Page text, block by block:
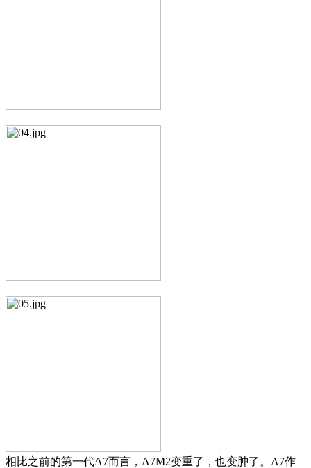
相比之前的第一代A7而言，A7M2变重了，也变肿了。A7作